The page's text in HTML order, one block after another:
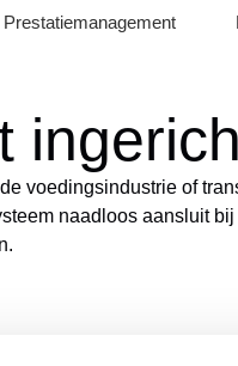
Prestatiemanagement
voedingsindustrie of
naadloos aansluit